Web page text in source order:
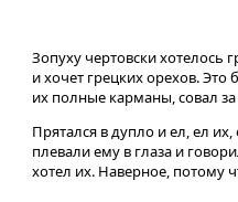
Зопуху чертовски хотелось
и хочет грецких орехов. Это
их полные карманы, совал
Прятался в дупло и ел, ел
плевали ему в глаза и
хотел их. Наверное, потому